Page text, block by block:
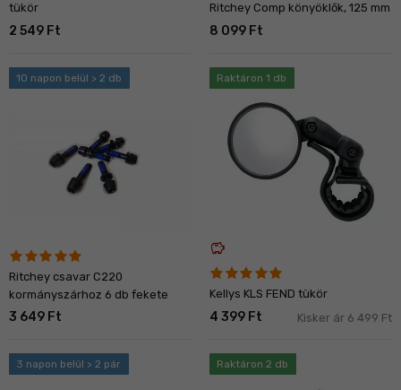
tükör
2 549 Ft
Ritchey Comp könyöklők, 125 mm
8 099 Ft
10 napon belül > 2 db
Ritchey csavar C220
kormányszárhoz 6 db fekete
3 649 Ft
Raktáron 1 db
savings
Kellys KLS FEND tükör
4 399 Ft Kisker ár 6 499 Ft
3 napon belül > 2 pár Raktáron 2 db